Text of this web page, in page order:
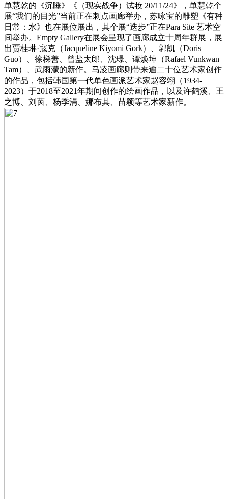
单慧乾的《沉睡》《（现实战争）试妆 20/11/24》，单慧乾个
展“我们的目光”当前正在刺点画廊举办，苏咏宝的雕塑《有种
日常：水》也在展位展出，其个展“迭步”正在Para Site 艺术空
间举办。Empty Gallery在展会呈现了画廊成立十周年群展，展
出贾桂琳·寇克（Jacqueline Kiyomi Gork）、郭凯（Doris
Guo）、徐梯善、曾盐太郎、沈璟、谭焕坤（Rafael Vunkwan
Tam）、武雨濛的新作。马凌画廊则带来逾二十位艺术家创作
的作品，包括韩国第一代单色画派艺术家赵容翊（1934-
2023）于2018至2021年期间创作的绘画作品，以及许鹤溪、王
之博、刘茵、杨季涓、娜布其、苗颖等艺术家新作。